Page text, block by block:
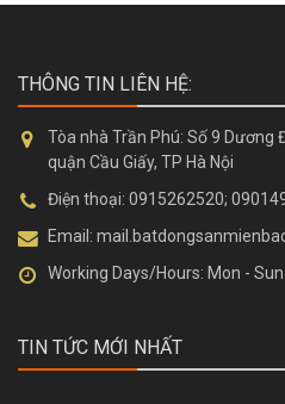
THÔNG TIN LIÊN HỆ:
Tòa nhà Trần Phú: Số 9 Dương
quận Cầu Giấy, TP Hà Nội
Điện thoại: 0915262520;
Email:
Working Days/Hours: Mon -
TIN TỨC MỚI NHẤT